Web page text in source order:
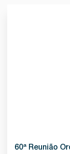
60ª Reunião